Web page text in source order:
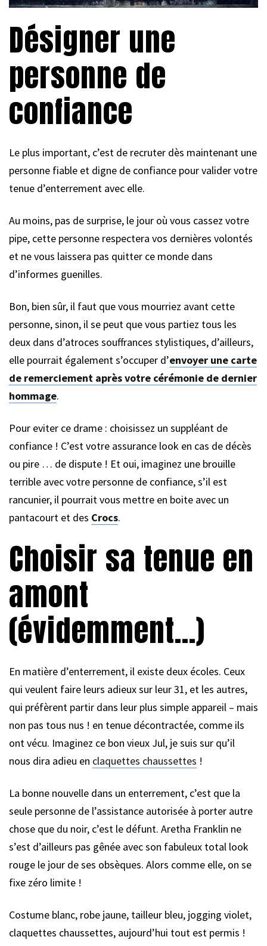
Désigner une
personne de
confiance
Le plus important, c’est de recruter dès maintenant une
personne fiable et digne de confiance pour valider votre
tenue d’enterrement avec elle.
Au moins, pas de surprise, le jour où vous cassez votre
pipe, cette personne respectera vos dernières volontés
et ne vous laissera pas quitter ce monde dans
d’informes guenilles.
Bon, bien sûr, il faut que vous mourriez avant cette
personne, sinon, il se peut que vous partiez tous les
deux dans d’atroces souffrances stylistiques, d’ailleurs,
elle pourrait également s’occuper d’envoyer une carte
de remerciement après votre cérémonie de dernier
hommage.
Pour eviter ce drame : choisissez un suppléant de
confiance ! C’est votre assurance look en cas de décès
ou pire … de dispute ! Et oui, imaginez une brouille
terrible avec votre personne de confiance, s’il est
rancunier, il pourrait vous mettre en boite avec un
pantacourt et des Crocs.
Choisir sa tenue en
amont
(évidemment…)
En matière d’enterrement, il existe deux écoles. Ceux
qui veulent faire leurs adieux sur leur 31, et les autres,
qui préfèrent partir dans leur plus simple appareil – mais
non pas tous nus ! en tenue décontractée, comme ils
ont vécu. Imaginez ce bon vieux Jul, je suis sur qu’il
nous dira adieu en claquettes chaussettes !
La bonne nouvelle dans un enterrement, c’est que la
seule personne de l’assistance autorisée à porter autre
chose que du noir, c’est le défunt. Aretha Franklin ne
s’est d’ailleurs pas gênée avec son fabuleux total look
rouge le jour de ses obsèques. Alors comme elle, on se
fixe zéro limite !
Costume blanc, robe jaune, tailleur bleu, jogging violet,
claquettes chaussettes, aujourd’hui tout est permis !